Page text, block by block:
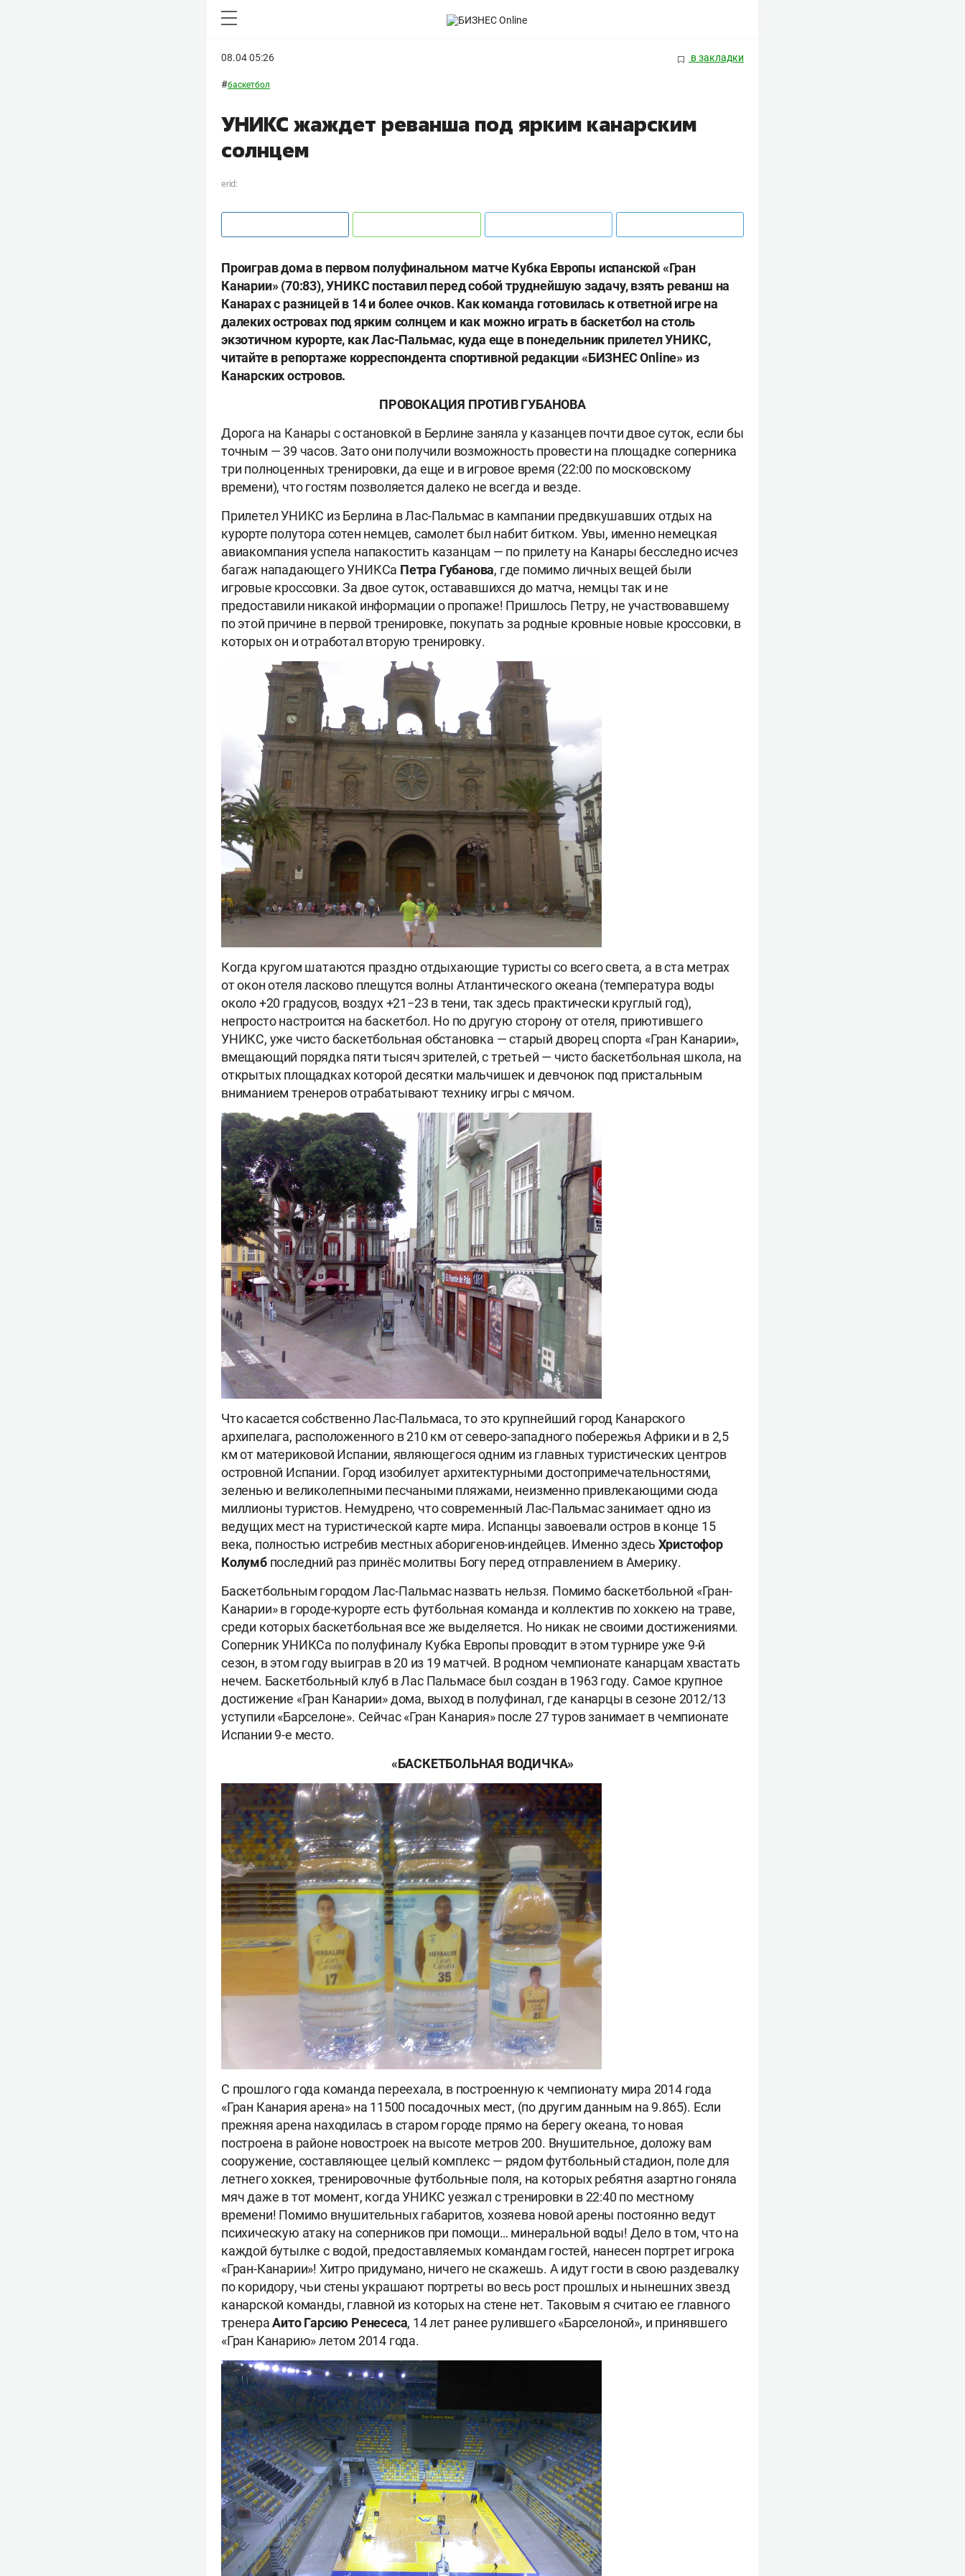
08.04 05:26 в закладки
#баскетбол
УНИКС жаждет реванша под ярким канарским
солнцем
erid:
Проиграв дома в первом полуфинальном матче Кубка Европы испанской «Гран
Канарии» (70:83), УНИКС поставил перед собой труднейшую задачу, взять реванш на
Канарах с разницей в 14 и более очков. Как команда готовилась к ответной игре на
далеких островах под ярким солнцем и как можно играть в баскетбол на столь
экзотичном курорте, как Лас-Пальмас, куда еще в понедельник прилетел УНИКС,
читайте в репортаже корреспондента спортивной редакции «БИЗНЕС Оnline» из
Канарских островов.
ПРОВОКАЦИЯ ПРОТИВ ГУБАНОВА
Дорога на Канары с остановкой в Берлине заняла у казанцев почти двое суток, если бы
точным — 39 часов. Зато они получили возможность провести на площадке соперника
три полноценных тренировки, да еще и в игровое время (22:00 по московскому
времени), что гостям позволяется далеко не всегда и везде.
Прилетел УНИКС из Берлина в Лас-Пальмас в кампании предвкушавших отдых на
курорте полутора сотен немцев, самолет был набит битком. Увы, именно немецкая
авиакомпания успела напакостить казанцам — по прилету на Канары бесследно исчез
багаж нападающего УНИКСа Петра Губанова, где помимо личных вещей были
игровые кроссовки. За двое суток, остававшихся до матча, немцы так и не
предоставили никакой информации о пропаже! Пришлось Петру, не участвовавшему
по этой причине в первой тренировке, покупать за родные кровные новые кроссовки, в
которых он и отработал вторую тренировку.
Когда кругом шатаются праздно отдыхающие туристы со всего света, а в ста метрах
от окон отеля ласково плещутся волны Атлантического океана (температура воды
около +20 градусов, воздух +21−23 в тени, так здесь практически круглый год),
непросто настроится на баскетбол. Но по другую сторону от отеля, приютившего
УНИКС, уже чисто баскетбольная обстановка — старый дворец спорта «Гран Канарии»,
вмещающий порядка пяти тысяч зрителей, с третьей — чисто баскетбольная школа, на
открытых площадках которой десятки мальчишек и девчонок под пристальным
вниманием тренеров отрабатывают технику игры с мячом.
Что касается собственно Лас-Пальмаса, то это крупнейший город Канарского
архипелага, расположенного в 210 км от северо-западного побережья Африки и в 2,5
км от материковой Испании, являющегося одним из главных туристических центров
островной Испании. Город изобилует архитектурными достопримечательностями,
зеленью и великолепными песчаными пляжами, неизменно привлекающими сюда
миллионы туристов. Немудрено, что современный Лас-Пальмас занимает одно из
ведущих мест на туристической карте мира. Испанцы завоевали остров в конце 15
века, полностью истребив местных аборигенов-индейцев. Именно здесь Христофор
Колумбпоследний раз принёс молитвы Богу перед отправлением в Америку.
Баскетбольным городом Лас-Пальмас назвать нельзя. Помимо баскетбольной «Гран-
Канарии» в городе-курорте есть футбольная команда и коллектив по хоккею на траве,
среди которых баскетбольная все же выделяется. Но никак не своими достижениями.
Соперник УНИКСа по полуфиналу Кубка Европы проводит в этом турнире уже 9-й
сезон, в этом году выиграв в 20 из 19 матчей. В родном чемпионате канарцам хвастать
нечем. Баскетбольный клуб в Лас Пальмасе был создан в 1963 году. Самое крупное
достижение «Гран Канарии» дома, выход в полуфинал, где канарцы в сезоне 2012/13
уступили «Барселоне». Сейчас «Гран Канария» после 27 туров занимает в чемпионате
Испании 9-е место.
«БАСКЕТБОЛЬНАЯ ВОДИЧКА»
С прошлого года команда переехала, в построенную к чемпионату мира 2014 года
«Гран Канария арена» на 11500 посадочных мест, (по другим данным на 9.865). Если
прежняя арена находилась в старом городе прямо на берегу океана, то новая
построена в районе новостроек на высоте метров 200. Внушительное, доложу вам
сооружение, составляющее целый комплекс — рядом футбольный стадион, поле для
летнего хоккея, тренировочные футбольные поля, на которых ребятня азартно гоняла
мяч даже в тот момент, когда УНИКС уезжал с тренировки в 22:40 по местному
времени! Помимо внушительных габаритов, хозяева новой арены постоянно ведут
психическую атаку на соперников при помощи… минеральной воды! Дело в том, что на
каждой бутылке с водой, предоставляемых командам гостей, нанесен портрет игрока
«Гран-Канарии»! Хитро придумано, ничего не скажешь. А идут гости в свою раздевалку
по коридору, чьи стены украшают портреты во весь рост прошлых и нынешних звезд
канарской команды, главной из которых на стене нет. Таковым я считаю ее главного
тренераАито Гарсию Ренесеса, 14 лет ранее рулившего «Барселоной», и принявшего
«Гран Канарию» летом 2014 года.